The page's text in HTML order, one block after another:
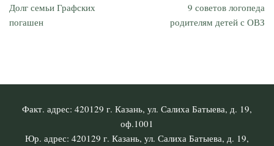
Долг семьи Графских
погашен
9 советов логопеда
родителям детей с ОВЗ
Факт. адрес: 420129 г. Казань, ул. Салиха Батыева, д. 19,
оф.1001
Юр. адрес: 420129 г. Казань, ул. Салиха Батыева, д. 19,